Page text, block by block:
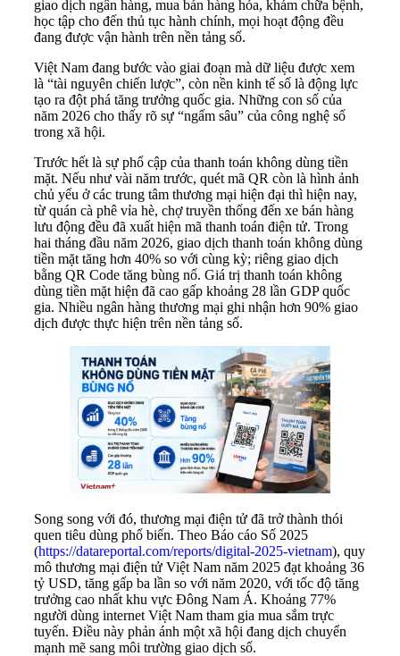
giao dịch ngân hàng, mua bán hàng hóa, khám chữa bệnh,
học tập cho đến thủ tục hành chính, mọi hoạt động đều
đang được vận hành trên nền tảng số.
Việt Nam đang bước vào giai đoạn mà dữ liệu được xem
là “tài nguyên chiến lược”, còn nền kinh tế số là động lực
tạo ra đột phá tăng trưởng quốc gia. Những con số của
năm 2026 cho thấy rõ sự “ngấm sâu” của công nghệ số
trong xã hội.
Trước hết là sự phổ cập của thanh toán không dùng tiền
mặt. Nếu như vài năm trước, quét mã QR còn là hình ảnh
chủ yếu ở các trung tâm thương mại hiện đại thì hiện nay,
từ quán cà phê vỉa hè, chợ truyền thống đến xe bán hàng
lưu động đều đã xuất hiện mã thanh toán điện tử. Trong
hai tháng đầu năm 2026, giao dịch thanh toán không dùng
tiền mặt tăng hơn 40% so với cùng kỳ; riêng giao dịch
bằng QR Code tăng bùng nổ. Giá trị thanh toán không
dùng tiền mặt hiện đã cao gấp khoảng 28 lần GDP quốc
gia. Nhiều ngân hàng thương mại ghi nhận hơn 90% giao
dịch được thực hiện trên nền tảng số.
Song song với đó, thương mại điện tử đã trở thành thói
quen tiêu dùng phổ biến. Theo Báo cáo Số 2025
(https://datareportal.com/reports/digital-2025-vietnam), quy
mô thương mại điện tử Việt Nam năm 2025 đạt khoảng 36
tỷ USD, tăng gấp ba lần so với năm 2020, với tốc độ tăng
trưởng cao nhất khu vực Đông Nam Á. Khoảng 77%
người dùng internet Việt Nam tham gia mua sắm trực
tuyến. Điều này phản ánh một xã hội đang dịch chuyển
mạnh mẽ sang môi trường giao dịch số.